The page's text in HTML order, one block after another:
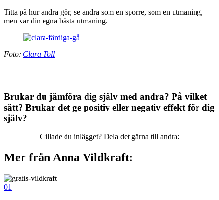
Titta på hur andra gör, se andra som en sporre, som en utmaning,
men var din egna bästa utmaning.
Foto: Clara Toll
Brukar du jämföra dig själv med andra? På vilket
sätt? Brukar det ge positiv eller negativ effekt för dig
själv?
Gillade du inlägget? Dela det gärna till andra:
Mer från Anna Vildkraft:
01